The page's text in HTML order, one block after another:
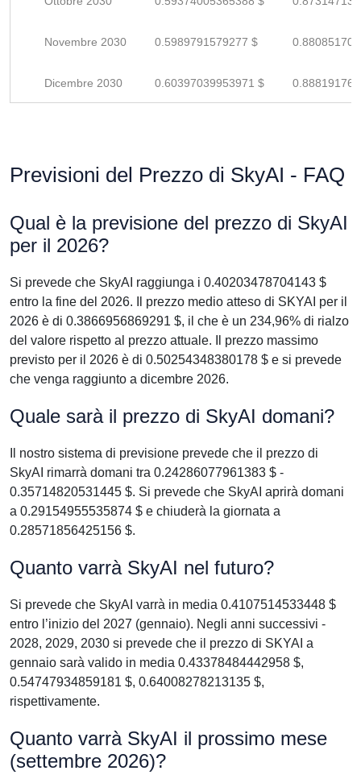
Novembre 2030 0.5989791579277 $
Dicembre 2030 0.60397039953971 $
Previsioni del Prezzo di SkyAI - FAQ
Qual è la previsione del prezzo di SkyAI
per il 2026?
Si prevede che SkyAI raggiunga i 0.40203478704143 $
entro la fine del 2026. Il prezzo medio atteso di SKYAI per il
2026 è di 0.3866956869291 $, il che è un 234,96% di rialzo
del valore rispetto al prezzo attuale. Il prezzo massimo
previsto per il 2026 è di 0.50254348380178 $ e si prevede
che venga raggiunto a dicembre 2026.
Quale sarà il prezzo di SkyAI domani?
Il nostro sistema di previsione prevede che il prezzo di
SkyAI rimarrà domani tra 0.24286077961383 $ -
0.35714820531445 $. Si prevede che SkyAI aprirà domani
a 0.29154955535874 $ e chiuderà la giornata a
0.28571856425156 $.
Quanto varrà SkyAI nel futuro?
Si prevede che SkyAI varrà in media 0.4107514533448 $
entro l’inizio del 2027 (gennaio). Negli anni successivi -
2028, 2029, 2030 si prevede che il prezzo di SKYAI a
gennaio sarà valido in media 0.43378484442958 $,
0.54747934859181 $, 0.64008278213135 $,
rispettivamente.
Quanto varrà SkyAI il prossimo mese
(settembre 2026)?